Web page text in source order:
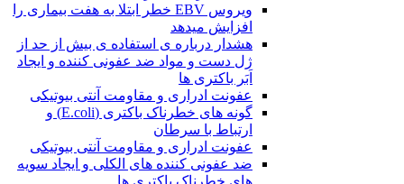
ویروس EBV خطر ابتلا به هفت بیماری را
افزایش میدهد
هشدار درباره ی استفاده ی بیش از حد از
ژل دست و مواد ضد عفونی کننده و ایجاد
اَبَر باکتری ها
عفونت ادراری و مقاومت آنتی بیوتیکی
گونه های خطرناک باکتری (E.coli) و
ارتباط با سرطان
عفونت ادراری و مقاومت آنتی بیوتیکی
ضد عفونی کننده های الکلی و ایجاد سویه